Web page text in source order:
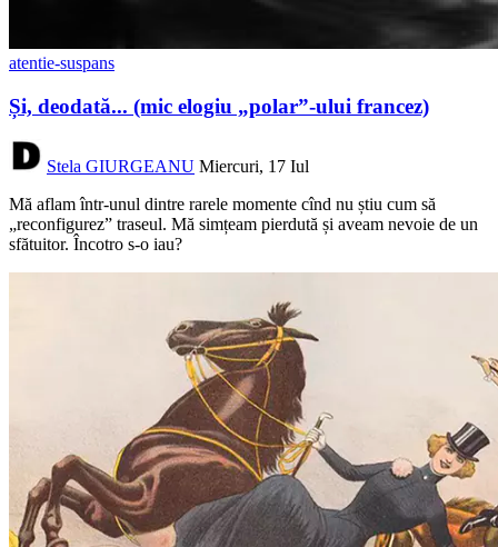
atentie-suspans
Și, deodată... (mic elogiu „polar”-ului francez)
Stela GIURGEANU Miercuri, 17 Iul
Mă aflam într-unul dintre rarele momente cînd nu știu cum să
„reconfigurez” traseul. Mă simțeam pierdută și aveam nevoie de un
sfătuitor. Încotro s-o iau?